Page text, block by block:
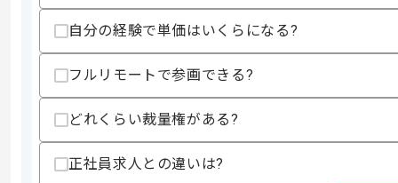
その他募集要項
商談回数
2回
募集人数
レバテックでの実績がある企業の案件で
自分の経験で単価はいくらになる?
フルリモートで参画できる?
どれくらい裁量権がある?
正社員求人との違いは?